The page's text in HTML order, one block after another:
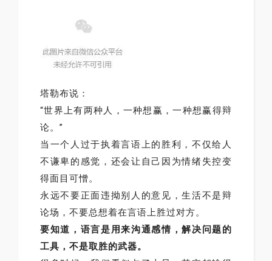
塔勒布说：
“世界上有两种人，一种想赢，一种想赢得辩
论。”
当一个人过于执着言语上的胜利，不仅给人
不谦卑的感觉，还会让自己因为情绪失控变
得面目可憎。
永远不要正面违拗别人的意见，生活不是辩
论场，不要总想着在言语上胜过对方。
要知道，语言是用来沟通感情，解决问题的
工具，不是取胜的武器。